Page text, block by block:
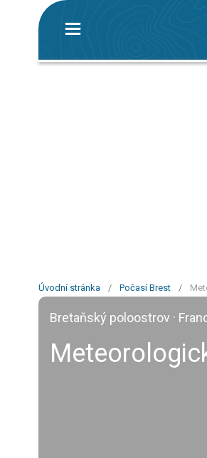
Úvodní stránka / Počasí Brest /
Bretaňský poloostrov ·